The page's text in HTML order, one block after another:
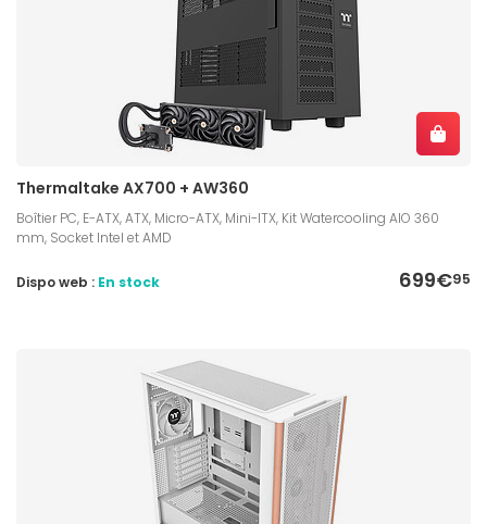
Thermaltake AX700 + AW360
Boîtier PC, E-ATX, ATX, Micro-ATX, Mini-ITX, Kit Watercooling AIO 360
mm, Socket Intel et AMD
699€95
Dispo web : En stock